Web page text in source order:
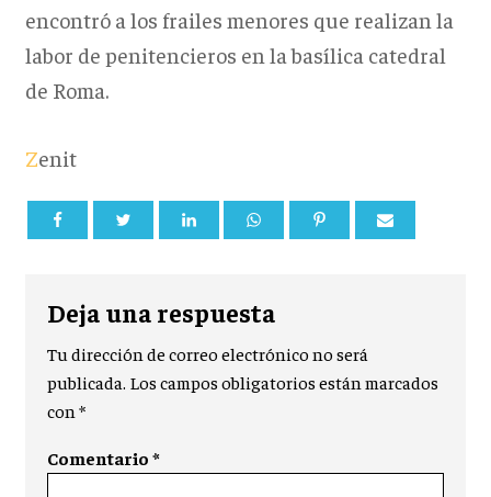
encontró a los frailes menores que realizan la
labor de penitencieros en la basílica catedral
de Roma.
Zenit
Deja una respuesta
Tu dirección de correo electrónico no será
publicada. Los campos obligatorios están marcados
con*
Comentario*